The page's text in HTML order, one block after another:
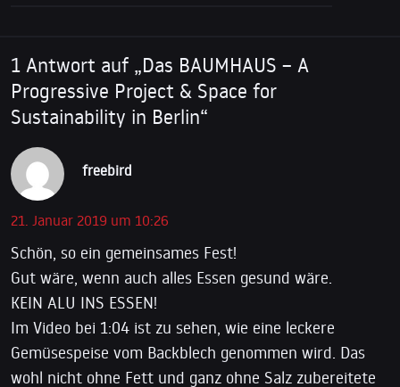
1 Antwort auf „Das BAUMHAUS – A
Progressive Project & Space for
Sustainability in Berlin“
freebird
21. Januar 2019 um 10:26
Schön, so ein gemeinsames Fest!
Gut wäre, wenn auch alles Essen gesund wäre.
KEIN ALU INS ESSEN!
Im Video bei 1:04 ist zu sehen, wie eine leckere
Gemüsespeise vom Backblech genommen wird. Das
wohl nicht ohne Fett und ganz ohne Salz zubereitete